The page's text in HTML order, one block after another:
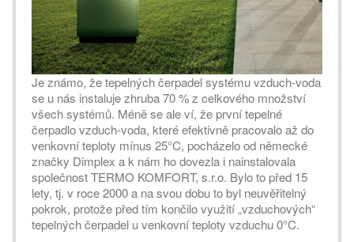
Je známo, že tepelných čerpadel systému vzduch-voda
se u nás instaluje zhruba 70 % z celkového množství
všech systémů. Méně se ale ví, že první tepelné
čerpadlo vzduch-voda, které efektivně pracovalo až do
venkovní teploty mínus 25°C, pocházelo od německé
značky Dimplex a k nám ho dovezla i nainstalovala
společnost TERMO KOMFORT, s.r.o. Bylo to před 15
lety, tj. v roce 2000 a na svou dobu to byl neuvěřitelný
pokrok, protože před tím končilo využití „vzduchových“
tepelných čerpadel u venkovní teploty vzduchu 0°C.